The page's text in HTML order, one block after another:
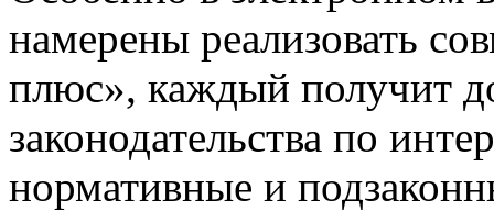
намерены реализовать
плюс», каждый получит
законодательства по
нормативные и